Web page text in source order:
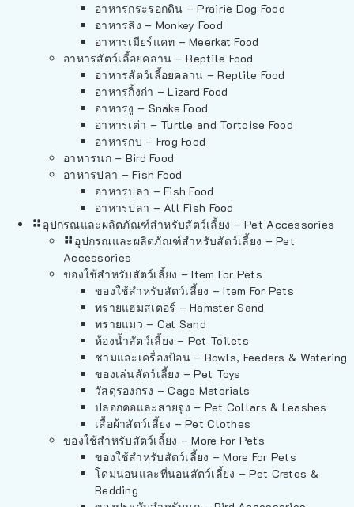
อาหารกระรอกดิน – Prairie Dog Food
อาหารลิง – Monkey Food
อาหารเมียร์แคท – Meerkat Food
อาหารสัตว์เลี้อยคลาน – Reptile Food
อาหารสัตว์เลี้อยคลาน – Reptile Food
อาหารกิ้งก่า – Lizard Food
อาหารงู – Snake Food
อาหารเต่า – Turtle and Tortoise Food
อาหารกบ – Frog Food
อาหารนก – Bird Food
อาหารปลา – Fish Food
อาหารปลา – Fish Food
อาหารปลา – All Fish Food
อุปกรณและผลิตภัณฑ์สำหรับสัตว์เลี้ยง – Pet Accessories
อุปกรณและผลิตภัณฑ์สำหรับสัตว์เลี้ยง – Pet
Accessories
ของใช้สำหรับสัตว์เลี้ยง – Item For Pets
ของใช้สำหรับสัตว์เลี้ยง – Item For Pets
ทรายแฮมสเตอร์ – Hamster Sand
ทรายแมว – Cat Sand
ห้องน้ำสัตว์เลี้ยง – Pet Toilets
ชามและเครื่องป้อน – Bowls, Feeders & Watering
ของเล่นสัตว์เลี้ยง – Pet Toys
วัสดุรองกรง – Cage Materials
ปลอกคอและสายจูง – Pet Collars & Leashes
เสื้อผ้าสัตว์เลี้ยง – Pet Clothes
ของใช้สำหรับสัตว์เลี้ยง – More For Pets
ของใช้สำหรับสัตว์เลี้ยง – More For Pets
โดมนอนและที่นอนสัตว์เลี้ยง – Pet Crates &
Bedding